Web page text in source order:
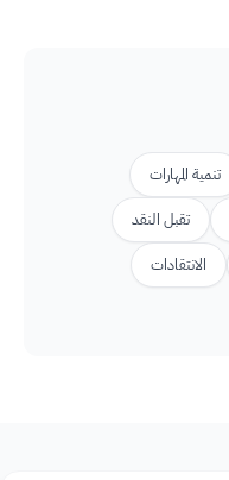
تنمية المهارات
تقبل النقد
الانتقادات